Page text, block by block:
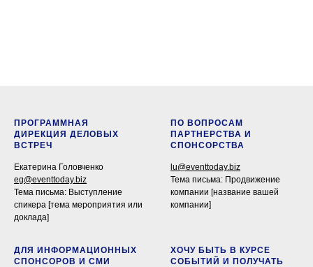
ПРОГРАММНАЯ
ДИРЕКЦИЯ ДЕЛОВЫХ
ВСТРЕЧ
Екатерина Головченко
eg@eventtoday.biz
Тема письма: Выступление
спикера [тема мероприятия или
доклада]
ПО ВОПРОСАМ
ПАРТНЕРСТВА И
СПОНСОРСТВА
lu@eventtoday.biz
Тема письма: Продвижение
компании [название вашей
компании]
ДЛЯ ИНФОРМАЦИОННЫХ
СПОНСОРОВ И СМИ
ХОЧУ БЫТЬ В КУРСЕ
СОБЫТИЙ И ПОЛУЧАТЬ